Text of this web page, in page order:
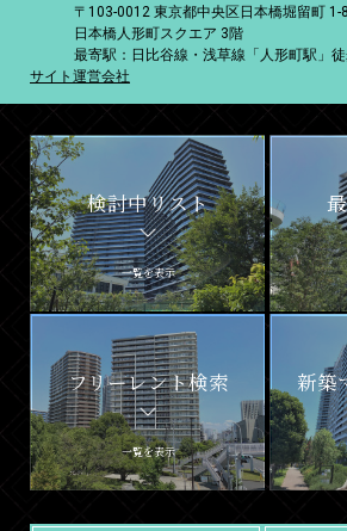
〒103-0012 東京都中央区日本橋堀留町 1-
日本橋人形町スクエア 3階
最寄駅：日比谷線・浅草線「人形町駅」
サイト運営会社
検討中リスト
一覧を表示
フリーレント検索
一覧を表示
新築